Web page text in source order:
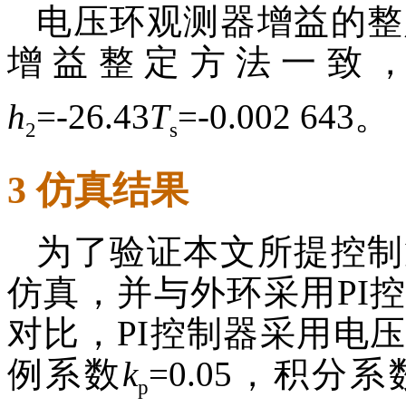
电压环观测器增益的
增益整定方法一致
h2=-26.43Ts=-0.002 643。
3 仿真结果
为了验证本文所提控
仿真，并与外环采用PI
对比，PI控制器采用电
例系数kp=0.05，积分系